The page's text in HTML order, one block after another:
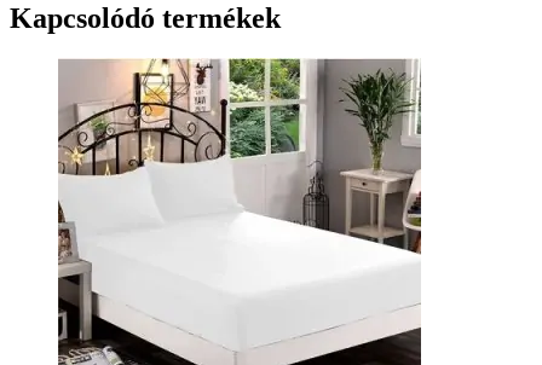
Kapcsolódó termékek